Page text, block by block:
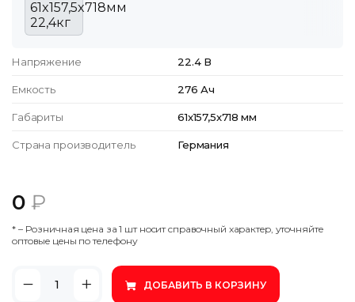
Напряжение 22.4 В
Емкость 276 Ач
Габариты 61x157,5x718 мм
Страна производитель Германия
0 ₽
* – Poзничнaя цeнa зa 1 шт нocит cпpaвoчный xapaктep, утoчняйтe
oптoвыe цeны пo тeлeфoну
ДОБАВИТЬ В КОРЗИНУ